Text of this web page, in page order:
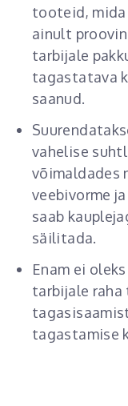
tooteid, mida
ainult
tarbijale
tagastatava
saanud.
vahelise
võimaldades
veebivorme
saab
säilitada.
Enam ei
tarbijale raha
tagastamise